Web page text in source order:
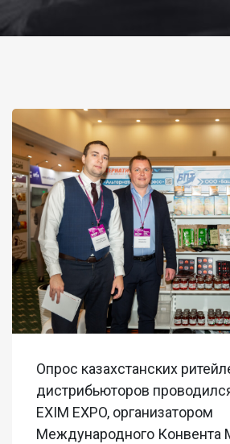
Опрос казахстанских
дистрибьюторов
EXIM EXPO, организатором
Международного Конвента